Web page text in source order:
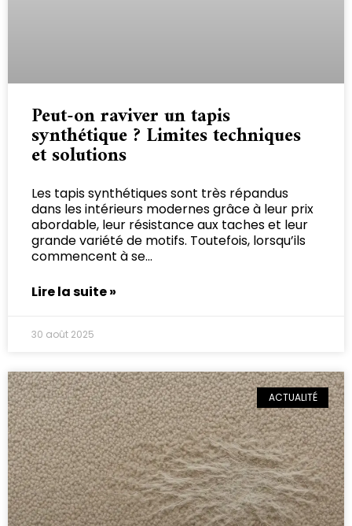
Peut-on raviver un tapis
synthétique ? Limites techniques
et solutions
Les tapis synthétiques sont très répandus
dans les intérieurs modernes grâce à leur prix
abordable, leur résistance aux taches et leur
grande variété de motifs. Toutefois, lorsqu’ils
commencent à se
Lire la suite »
30 août 2025
ACTUALITÉ